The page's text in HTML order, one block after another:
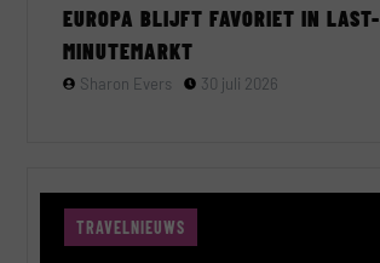
EUROPA BLIJFT FAVORIET IN LAST-
MINUTEMARKT
Sharon Evers 30 juli 2026
TRAVELNIEUWS